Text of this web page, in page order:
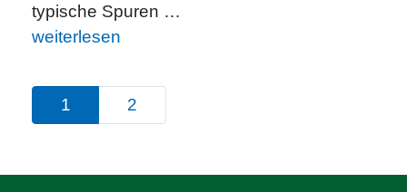
typische Spuren …
weiterlesen
1 2